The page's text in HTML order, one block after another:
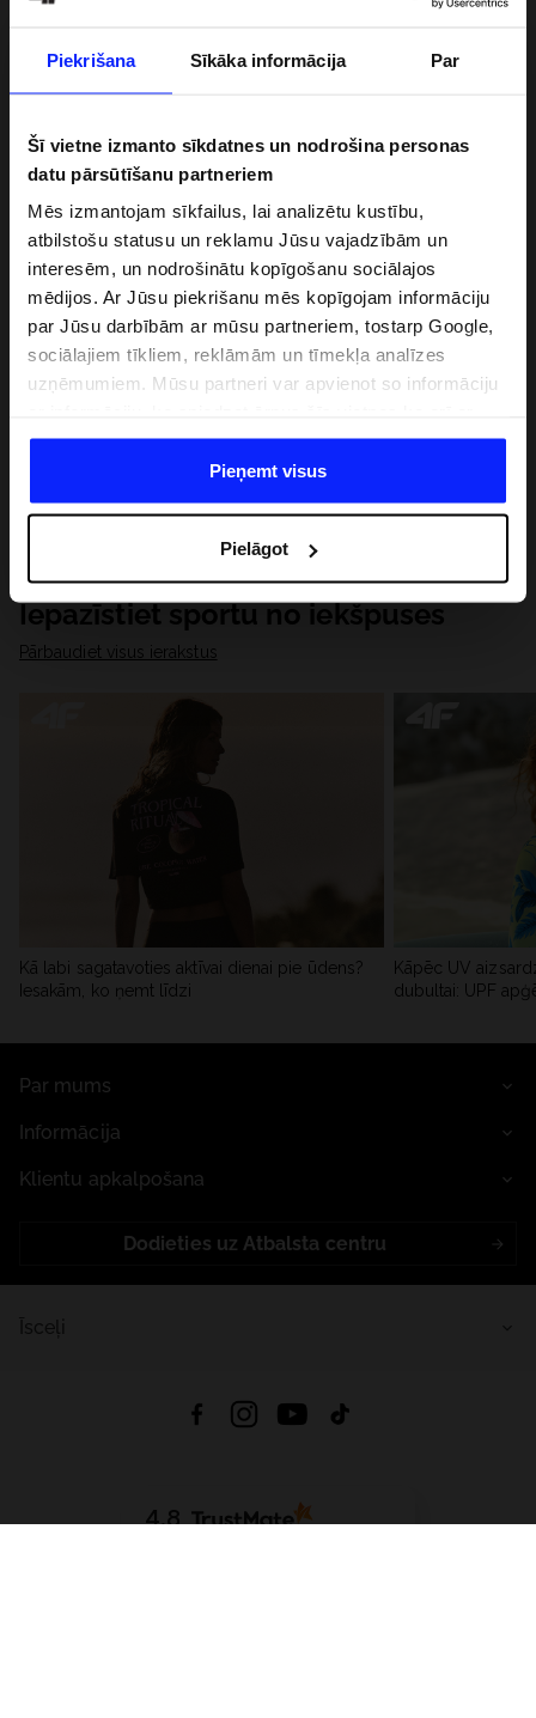
Piekrišana Sīkāka informācija Par
Šī vietne izmanto sīkdatnes un nodrošina personas
datu pārsūtīšanu partneriem
Mēs izmantojam sīkfailus, lai analizētu kustību,
atbilstošu statusu un reklamu Jūsu vajadzībām un
interesēm, un nodrošinātu kopīgošanu sociālajos
mēdijos. Ar Jūsu piekrišanu mēs kopīgojam informāciju
par Jūsu darbībām ar mūsu partneriem, tostarp Google,
sociālajiem tīkliem, reklāmām un tīmekļa analīzes
uzņēmumiem. Mūsu partneri var apvienot so informāciju
datiem, ko viņi iegūst, izmantojot viņu pakalpojumus. Ar
Jūsu atļauju, mēs varam pārsūtīt Jūsu personas datus
saviem partneriem, lai uzlabotu veidu, kadā tiek rādīta
saturu un uzlabotu mūsu partneru piedāvātos risinajumus
( piem. socialos tīklus). Detalizētu informāciju var atrast
mūsu Privātuma politikā un sadaļā "Detaļas".
Pieņemt visus
Pielāgot
Iepazīstiet sportu no iekšpuses
Pārbaudiet visus ierakstus
Kā labi sagatavoties aktīvai dienai pie ūdens?
Iesakām, ko ņemt līdzi
Kāpēc UV
dubultai: UPF
Par mums
Informācija
Klientu apkalpošana
Dodieties uz Atbalsta centru
4.8